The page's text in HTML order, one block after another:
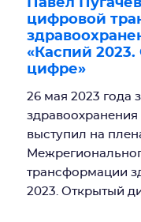
Павел
цифровой
«Каспий
цифре»
26 мая 2023 года
выступил на
трансформации
2023. Открытый